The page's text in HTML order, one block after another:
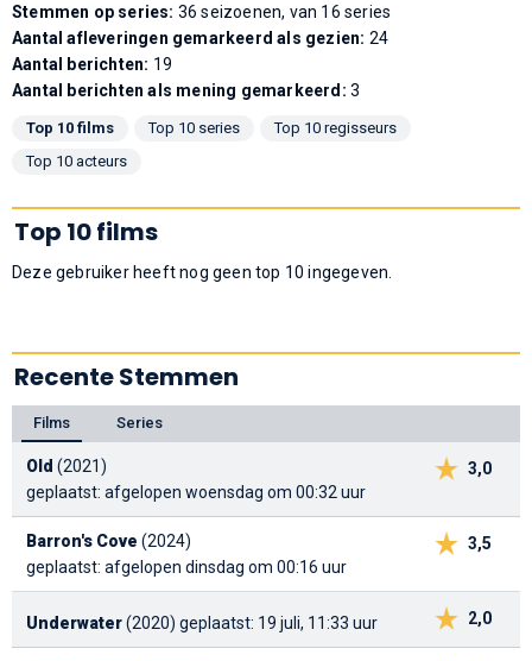
Stemmen op series: 36 seizoenen, van 16 series
Aantal afleveringen gemarkeerd als gezien: 24
Aantal berichten: 19
Aantal berichten als mening gemarkeerd: 3
Top 10 films Top 10 series
Top 10 regisseurs
Top 10 acteurs
Top 10 films
Deze gebruiker heeft nog geen top 10 ingegeven.
Recente Stemmen
Films Series
3,0
Old (2021)
geplaatst: afgelopen woensdag om 00:32 uur
3,5
Barron's Cove (2024)
geplaatst: afgelopen dinsdag om 00:16 uur
2,0
Underwater(2020) geplaatst: 19 juli, 11:33 uur